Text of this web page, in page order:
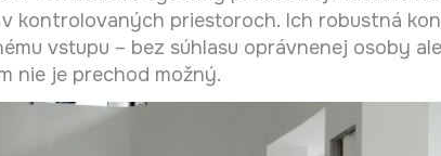
kontrolovaných priestoroch. Ich robustná
vstupu – bez súhlasu oprávnenej osoby
nie je prechod možný.